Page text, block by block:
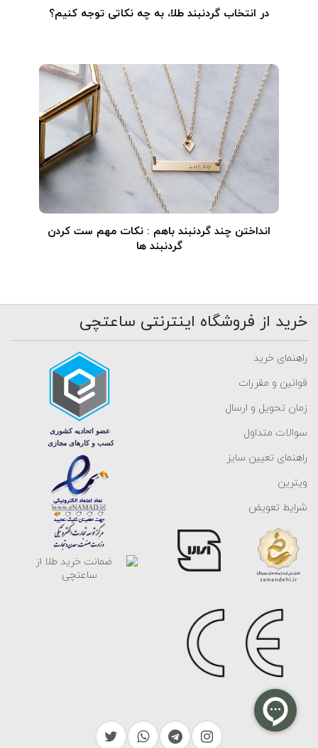
در انتخاب گردنبند طلا‌، به چه نکاتی توجه کنیم؟
انداختن چند گردنبند باهم : نکات مهم ست کردن
گردنبند ها
خرید از فروشگاه اینترنتی ساعتچی
راهنمای خرید
قوانین و مقررات
زمان تحویل و ارسال
سوالات متداول
راهنمای تعیین سایز
ویترین
شرایط تعویض